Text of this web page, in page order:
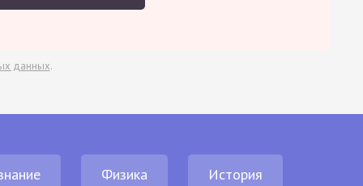
данных.
Физика История